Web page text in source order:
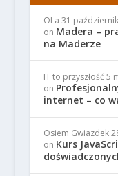
OLa 31
on Madera –
na Maderze
IT to przyszłość 5
on
internet – co
Osiem Gwiazdek
on Kurs